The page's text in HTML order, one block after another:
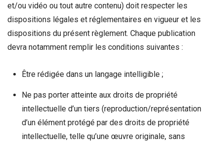
et/ou vidéo ou tout autre contenu) doit respecter les
dispositions légales et réglementaires en vigueur et les
dispositions du présent règlement. Chaque publication
devra notamment remplir les conditions suivantes :
Être rédigée dans un langage intelligible ;
Ne pas porter atteinte aux droits de propriété
intellectuelle d’un tiers (reproduction/représentation
d’un élément protégé par des droits de propriété
intellectuelle, telle qu’une œuvre originale, sans